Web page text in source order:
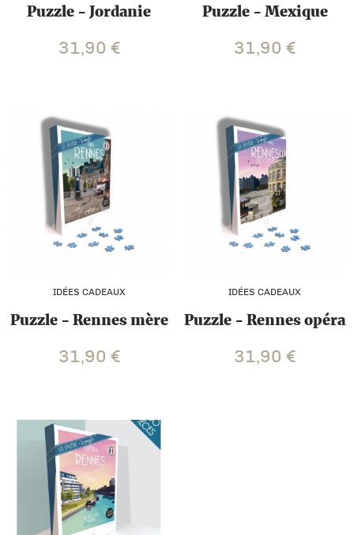
Puzzle - Jordanie
31,90 €
Puzzle - Mexique
31,90€
IDÉES CADEAUX
Puzzle - Rennes mère
31,90 €
IDÉES CADEAUX
Puzzle - Rennes opéra
31,90€